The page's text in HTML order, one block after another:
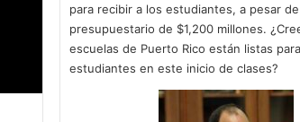
para recibir a los estudiantes, a pesar
presupuestario de $1,200 millones.
escuelas de Puerto Rico están listas
estudiantes en este inicio de clases?